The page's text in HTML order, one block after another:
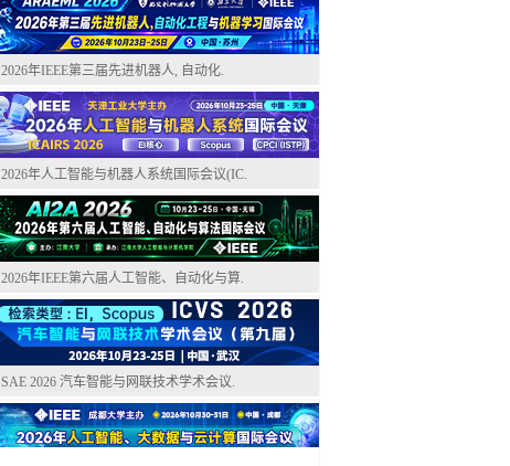
2026年IEEE第三届先进机器人, 自动化.
2026年人工智能与机器人系统国际会议(IC.
2026年IEEE第六届人工智能、自动化与算.
SAE 2026 汽车智能与网联技术学术会议.